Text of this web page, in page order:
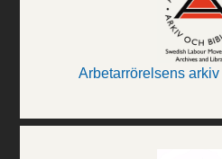
Arbetarrörelsens